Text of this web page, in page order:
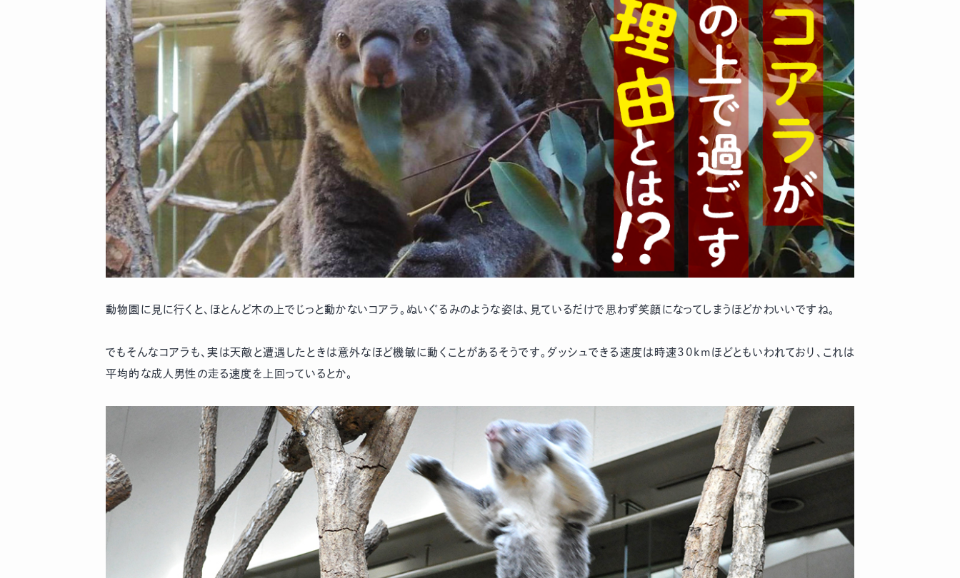
動物園に見に行くと、ほとんど木の上でじっと動かないコアラ。ぬいぐるみのような姿は、見ているだけで思わず笑顔になってしまうほどかわいいですね。
でもそんなコアラも、実は天敵と遭遇したときは意外なほど機敏に動くことがあるそうです。ダッシュできる速度は時速30kmほどともいわれており、これは
平均的な成人男性の走る速度を上回っているとか。